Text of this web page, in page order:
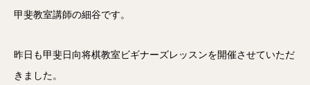
甲斐教室講師の細谷です。
昨日も甲斐日向将棋教室ビギナーズレッスンを開催させていただ
きました。